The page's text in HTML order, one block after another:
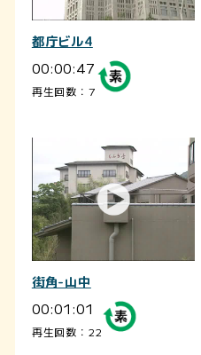
都庁ビル4
00:00:47
再生回数：7
街角-山中
00:01:01
再生回数：22